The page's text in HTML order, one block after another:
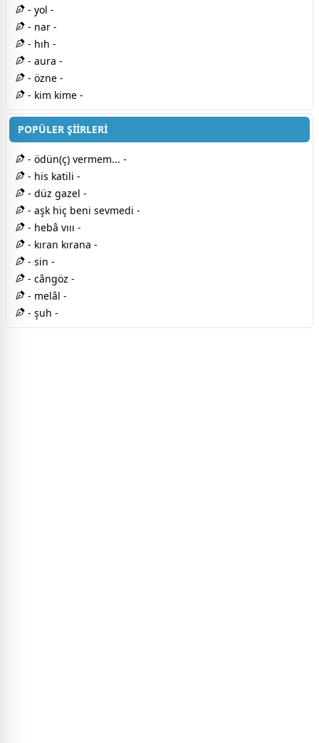
- yol -
- nar -
- hıh -
- aura -
- özne -
- kim kime -
POPÜLER ŞİİRLERİ
- ödün(ç) vermem... -
- his katili -
- düz gazel -
- aşk hiç beni sevmedi -
- hebâ vııı -
- kıran kırana -
- sin -
- cângöz -
- melâl -
- şuh -